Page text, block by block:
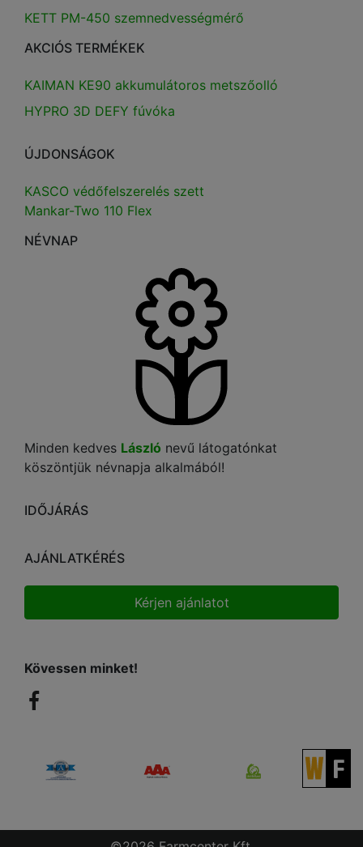
KETT PM-450 szemnedvességmérő
AKCIÓS TERMÉKEK
KAIMAN KE90 akkumulátoros metszőolló
HYPRO 3D DEFY fúvóka
ÚJDONSÁGOK
KASCO védőfelszerelés szett
Mankar-Two 110 Flex
NÉVNAP
Minden kedves László nevű látogatónkat
köszöntjük névnapja alkalmából!
IDŐJÁRÁS
AJÁNLATKÉRÉS
Kérjen ajánlatot
Kövessen minket!